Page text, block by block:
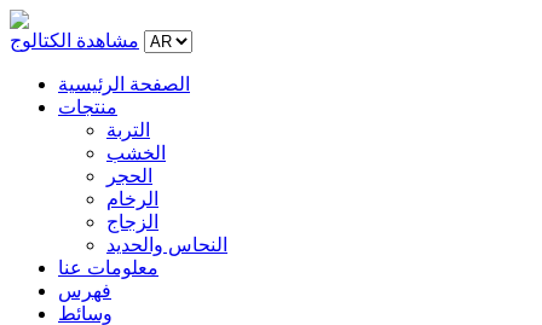
مشاهدة الكتالوج
الصفحة الرئيسية
منتجات
التربة
الخشب
الحجر
الرخام
الزجاج
النحاس والحديد
معلومات عنا
فهرس
وسائط